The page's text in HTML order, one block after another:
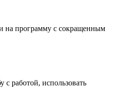
на программу с сокращенным
работой, использовать